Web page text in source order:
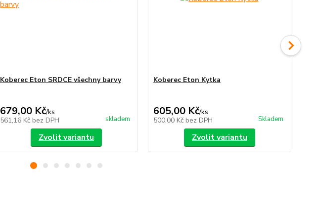
Koberec Eton SRDCE všechny barvy
679,00 Kč/ks
561,16 Kč bez DPH skladem
Zvolit variantu
Koberec Eton Kytka
605,00 Kč/ks
500,00 Kč bez DPH Skladem
Zvolit variantu